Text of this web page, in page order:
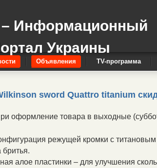
Информационный
Украины
Объявления TV-программа
sword Quattro titanium
оформление товара в выходные
режущей кромки с
бритья.
алое пластинки – для улучшения